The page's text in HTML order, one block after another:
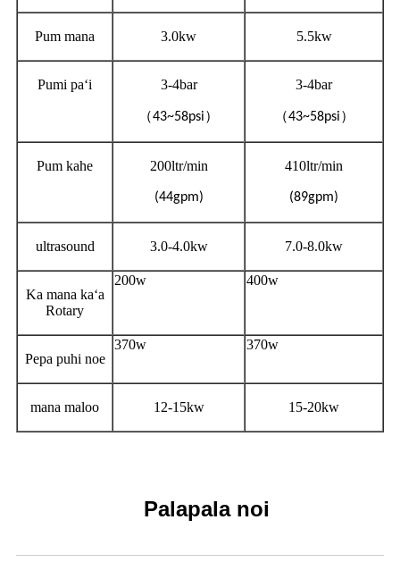
Pum mana 3.0kw 5.5kw
Pumi paʻi 3-4bar
（43~58psi）
3-4bar
（43~58psi）
Pum kahe 200ltr/min
(44gpm)
410ltr/min
(89gpm)
ultrasound 3.0-4.0kw 7.0-8.0kw
Ka mana kaʻa
Rotary
200w 400w
Pepa puhi noe
370w 370w
mana maloo 12-15kw 15-20kw
Palapala noi